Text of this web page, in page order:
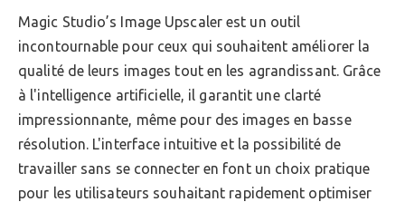
Magic Studio’s Image Upscaler est un outil
incontournable pour ceux qui souhaitent améliorer la
qualité de leurs images tout en les agrandissant. Grâce
à l'intelligence artificielle, il garantit une clarté
impressionnante, même pour des images en basse
résolution. L'interface intuitive et la possibilité de
travailler sans se connecter en font un choix pratique
pour les utilisateurs souhaitant rapidement optimiser